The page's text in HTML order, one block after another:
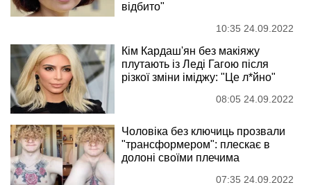
відбито"
10:35 24.09.2022
Кім Кардаш'ян без макіяжу
плутають із Леді Гагою після
різкої зміни іміджу: "Це л*йно"
08:05 24.09.2022
Чоловіка без ключиць прозвали
"трансформером": плескає в
долоні своїми плечима
07:35 24.09.2022